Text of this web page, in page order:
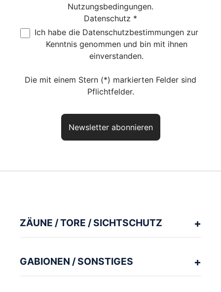
Nutzungsbedingungen.
Datenschutz *
Ich habe die Datenschutzbestimmungen zur
Kenntnis genommen und bin mit ihnen
einverstanden.
Die mit einem Stern (*) markierten Felder sind
Pflichtfelder.
Newsletter abonnieren
Artikelnr.:ZP22AAB
Unser kompetentes Fachpersonal berät Sie gerne zu Ihrer Planung
ZÄUNE / TORE / SICHTSCHUTZ
GABIONEN / SONSTIGES